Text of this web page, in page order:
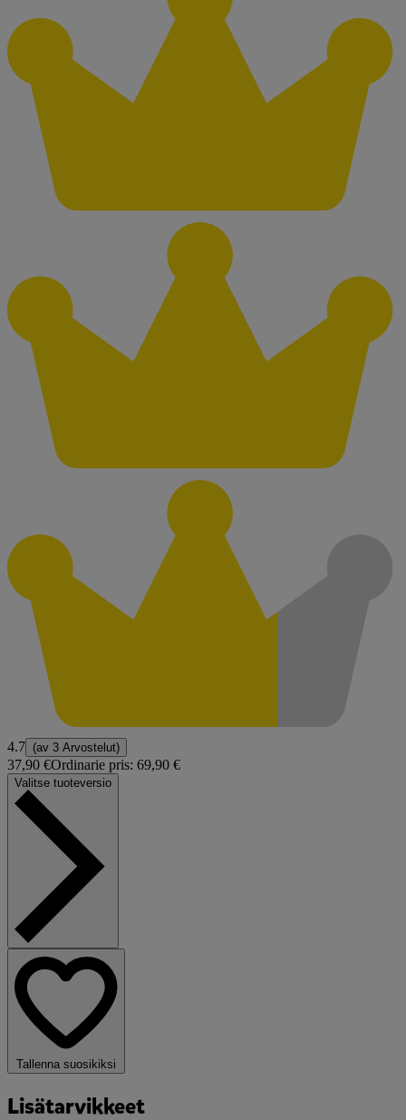
4.7 (av 3 Arvostelut)
37,90 €Ordinarie pris: 69,90 €
Valitse tuoteversio
Tallenna suosikiksi
Lisätarvikkeet